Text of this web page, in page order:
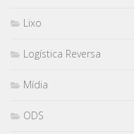
Lixo
Logística Reversa
Mídia
ODS